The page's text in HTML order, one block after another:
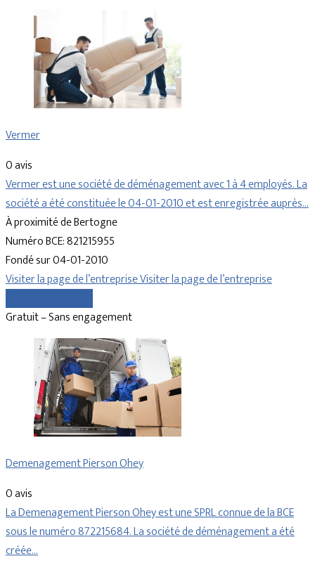
Vermer
0 avis
Vermer est une société de déménagement avec 1 à 4 employés. La
société a été constituée le 04-01-2010 et est enregistrée auprès…
À proximité de Bertogne
Numéro BCE: 821215955
Fondé sur 04-01-2010
Visiter la page de l’entrepriseVisiter la page de l’entreprise
Gratuit – Sans engagement
Demenagement Pierson Ohey
0 avis
La Demenagement Pierson Ohey est une SPRL connue de la BCE
sous le numéro 872215684. La société de déménagement a été
créée…